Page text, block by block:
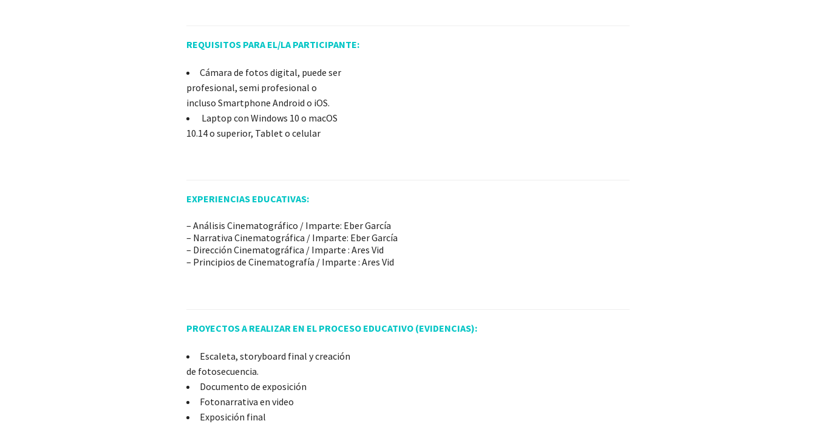
REQUISITOS PARA EL/LA PARTICIPANTE:
Cámara de fotos digital, puede ser
profesional, semi profesional o
incluso Smartphone Android o iOS.
Laptop con Windows 10 o macOS
10.14 o superior, Tablet o celular
EXPERIENCIAS EDUCATIVAS:
– Análisis Cinematográfico / Imparte: Eber García
– Narrativa Cinematográfica / Imparte: Eber García
– Dirección Cinematográfica / Imparte : Ares Vid
– Principios de Cinematografía / Imparte : Ares Vid
PROYECTOS A REALIZAR EN EL PROCESO EDUCATIVO (EVIDENCIAS):
Escaleta, storyboard final y creación
de fotosecuencia.
Documento de exposición
Fotonarrativa en video
Exposición final